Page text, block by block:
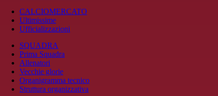
CALCIOMERCATO
Ultimissime
Ufficializzazioni
SQUADRA
Prima Squadra
Allenatori
Vecchie glorie
Organigramma tecnico
Struttura organizzativa